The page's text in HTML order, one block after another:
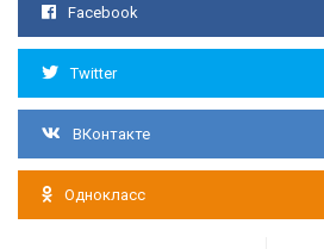
Facebook
Twitter
ВКонтакте
Однокласс